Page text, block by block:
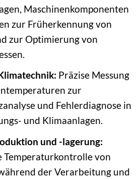
Maschinenkomponenten
zur Früherkennung von
zur Optimierung von
Präzise Messung
zur
und Fehlerdiagnose in
und Klimaanlagen.
und -lagerung:
Temperaturkontrolle von
der Verarbeitung und